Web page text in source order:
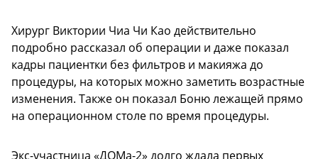
Хирург Виктории Чиа Чи Као действительно
подробно рассказал об операции и даже показал
кадры пациентки без фильтров и макияжа до
процедуры, на которых можно заметить возрастные
изменения. Также он показал Боню лежащей прямо
на операционном столе по время процедуры.
Экс-участница «ДОМа-2» долго ждала первых